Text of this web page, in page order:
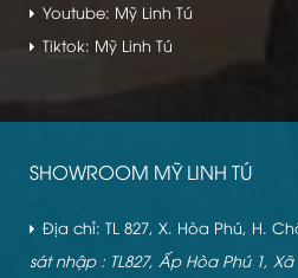
Youtube: Mỹ Linh Tú
Tiktok: Mỹ Linh Tú
SHOWROOM MỸ LINH TÚ
Địa chỉ: TL 827, X. Hòa Phú, H.
sát nhập : TL827, Ấp Hòa Phú 1,